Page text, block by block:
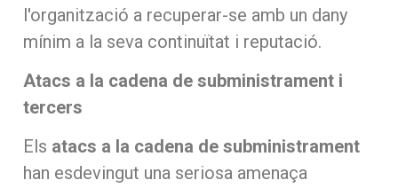
l'organització a recuperar-se amb un dany
mínim a la seva continuïtat i reputació.
Atacs a la cadena de subministrament i
tercers
Els atacs a la cadena de subministrament
han esdevingut una seriosa amenaça